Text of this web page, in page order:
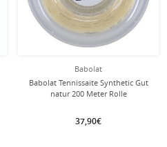
Babolat
Babolat Tennissaite Synthetic Gut
natur 200 Meter Rolle
37,90€